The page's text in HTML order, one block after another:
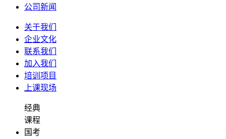
公司新闻
关于我们
企业文化
联系我们
加入我们
培训项目
上课现场
经典
课程
国考